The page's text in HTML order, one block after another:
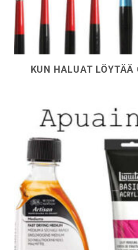
KUN HALUAT LÖYTÄÄ